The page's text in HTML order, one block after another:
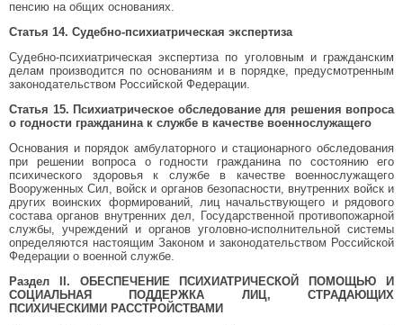
пенсию на общих основаниях.
Статья 14. Судебно-психиатрическая экспертиза
Судебно-психиатрическая экспертиза по уголовным и гражданским
делам производится по основаниям и в порядке, предусмотренным
законодательством Российской Федерации.
Статья 15. Психиатрическое обследование для решения вопроса
о годности гражданина к службе в качестве военнослужащего
Основания и порядок амбулаторного и стационарного обследования
при решении вопроса о годности гражданина по состоянию его
психического здоровья к службе в качестве военнослужащего
Вооруженных Сил, войск и органов безопасности, внутренних войск и
других воинских формирований, лиц начальствующего и рядового
состава органов внутренних дел, Государственной противопожарной
службы, учреждений и органов уголовно-исполнительной системы
определяются настоящим Законом и законодательством Российской
Федерации о военной службе.
Раздел II. ОБЕСПЕЧЕНИЕ ПСИХИАТРИЧЕСКОЙ ПОМОЩЬЮ И
СОЦИАЛЬНАЯ ПОДДЕРЖКА ЛИЦ, СТРАДАЮЩИХ
ПСИХИЧЕСКИМИ РАССТРОЙСТВАМИ